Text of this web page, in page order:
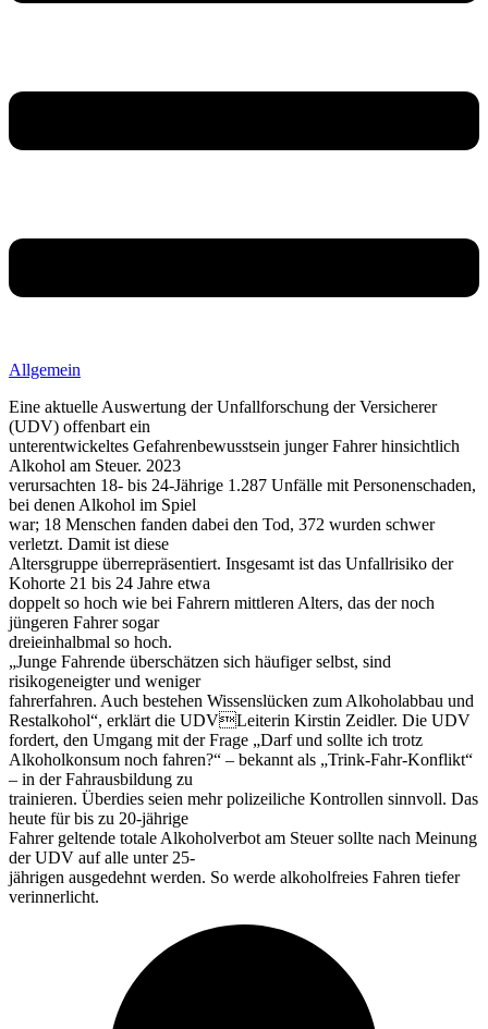
Allgemein
Eine aktuelle Auswertung der Unfallforschung der Versicherer
(UDV) offenbart ein
unterentwickeltes Gefahrenbewusstsein junger Fahrer hinsichtlich
Alkohol am Steuer. 2023
verursachten 18- bis 24-Jährige 1.287 Unfälle mit Personenschaden,
bei denen Alkohol im Spiel
war; 18 Menschen fanden dabei den Tod, 372 wurden schwer
verletzt. Damit ist diese
Altersgruppe überrepräsentiert. Insgesamt ist das Unfallrisiko der
Kohorte 21 bis 24 Jahre etwa
doppelt so hoch wie bei Fahrern mittleren Alters, das der noch
jüngeren Fahrer sogar
dreieinhalbmal so hoch.
„Junge Fahrende überschätzen sich häufiger selbst, sind
risikogeneigter und weniger
fahrerfahren. Auch bestehen Wissenslücken zum Alkoholabbau und
Restalkohol“, erklärt die UDVLeiterin Kirstin Zeidler. Die UDV
fordert, den Umgang mit der Frage „Darf und sollte ich trotz
Alkoholkonsum noch fahren?“ – bekannt als „Trink-Fahr-Konflikt“
– in der Fahrausbildung zu
trainieren. Überdies seien mehr polizeiliche Kontrollen sinnvoll. Das
heute für bis zu 20-jährige
Fahrer geltende totale Alkoholverbot am Steuer sollte nach Meinung
der UDV auf alle unter 25-
jährigen ausgedehnt werden. So werde alkoholfreies Fahren tiefer
verinnerlicht.